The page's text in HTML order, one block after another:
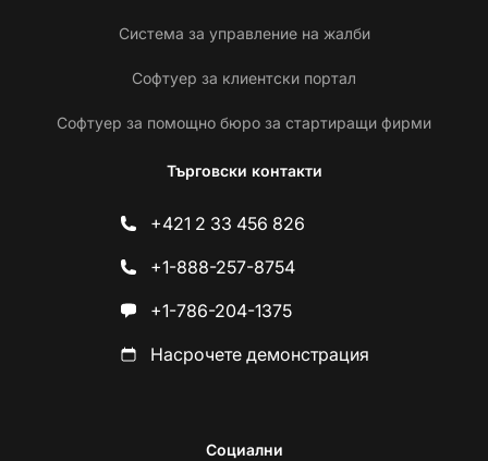
Система за управление на жалби
Софтуер за клиентски портал
Софтуер за помощно бюро за стартиращи фирми
Търговски контакти
+421 2 33 456 826
+1-888-257-8754
+1-786-204-1375
Насрочете демонстрация
Социални